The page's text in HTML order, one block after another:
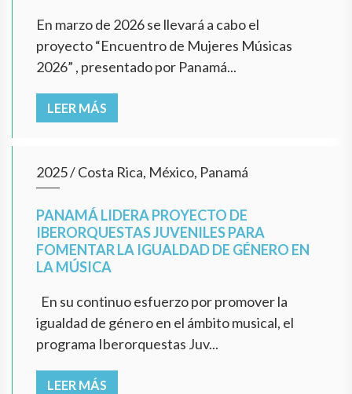
En marzo de 2026 se llevará a cabo el
proyecto “Encuentro de Mujeres Músicas
2026” , presentado por Panamá...
LEER MÁS
2025/Costa Rica, México, Panamá
PANAMÁ LIDERA PROYECTO DE
IBERORQUESTAS JUVENILES PARA
FOMENTAR LA IGUALDAD DE GÉNERO EN
LA MÚSICA
En su continuo esfuerzo por promover la
igualdad de género en el ámbito musical, el
programa Iberorquestas Juv...
LEER MÁS